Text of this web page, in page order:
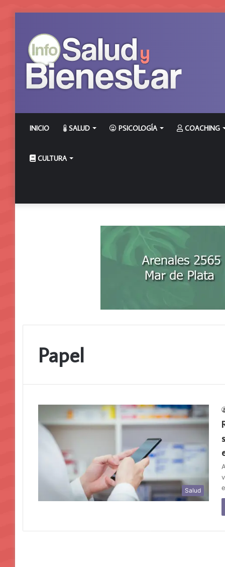
INICIO SALUD PSICOLOGÍA COACHING
CULTURA
Papel
Salud